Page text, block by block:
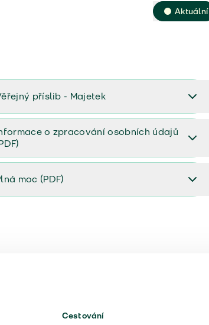
Aktuální
příslib - Majetek
příslib majetek 2023
o zpracování osobních údajů
o zpracování osobních údajů (PDF)
moc (PDF)
Cestování